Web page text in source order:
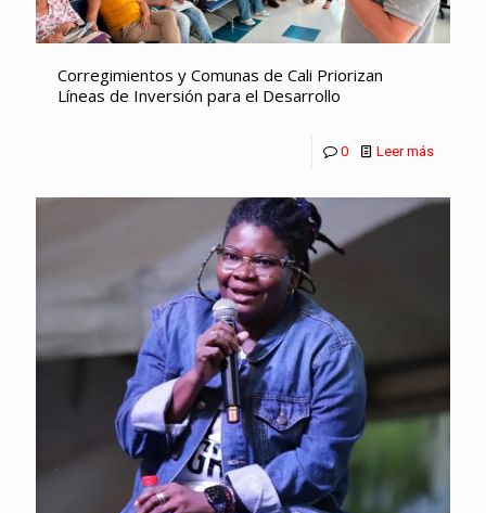
Corregimientos y Comunas de Cali Priorizan
Líneas de Inversión para el Desarrollo
0 Leer más